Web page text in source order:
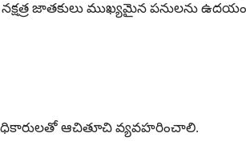
జాతకులు ముఖ్యమైన పనులను
ఆచితూచి వ్యవహరించాలి.